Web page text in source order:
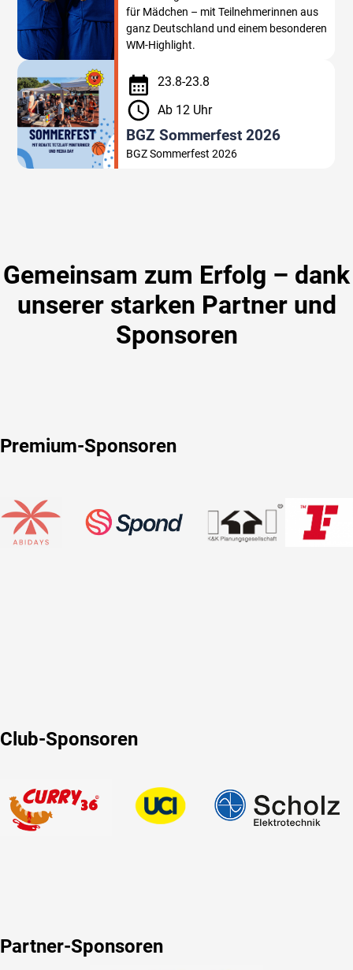
für Mädchen – mit Teilnehmerinnen aus
ganz Deutschland und einem besonderen
WM-Highlight.
23.8-23.8
Ab 12 Uhr
BGZ Sommerfest 2026
BGZ Sommerfest 2026
Gemeinsam zum Erfolg – dank
unserer starken Partner und
Sponsoren
Premium-Sponsoren
Club-Sponsoren
Partner-Sponsoren